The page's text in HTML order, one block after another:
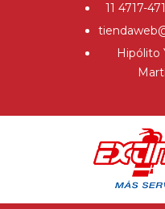
11 4717-
Hipólito